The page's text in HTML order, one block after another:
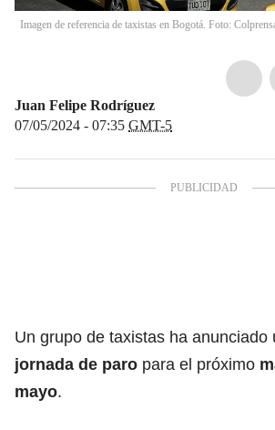
Imagen de referencia de taxistas en Bogotá. Foto:
Juan Felipe Rodríguez
07/05/2024 - 07:35 GMT-5
Un grupo de taxistas ha anunciado
jornada de paro para el próximo
mayo.